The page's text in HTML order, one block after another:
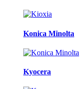
Konica Minolta
Kyocera